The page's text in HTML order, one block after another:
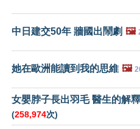
中日建交50年 牆國出鬧劇 🖼️
她在歐洲能讀到我的思維 🖼️
女嬰脖子長出羽毛 醫生的解
(258,974次)